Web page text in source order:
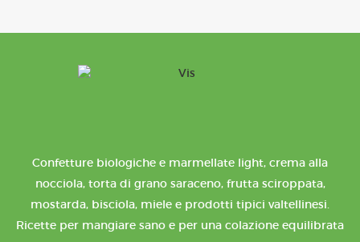
Confetture biologiche e marmellate light, crema alla
nocciola, torta di grano saraceno, frutta sciroppata,
mostarda, bisciola, miele e prodotti tipici valtellinesi.
Ricette per mangiare sano e per una colazione equilibrata